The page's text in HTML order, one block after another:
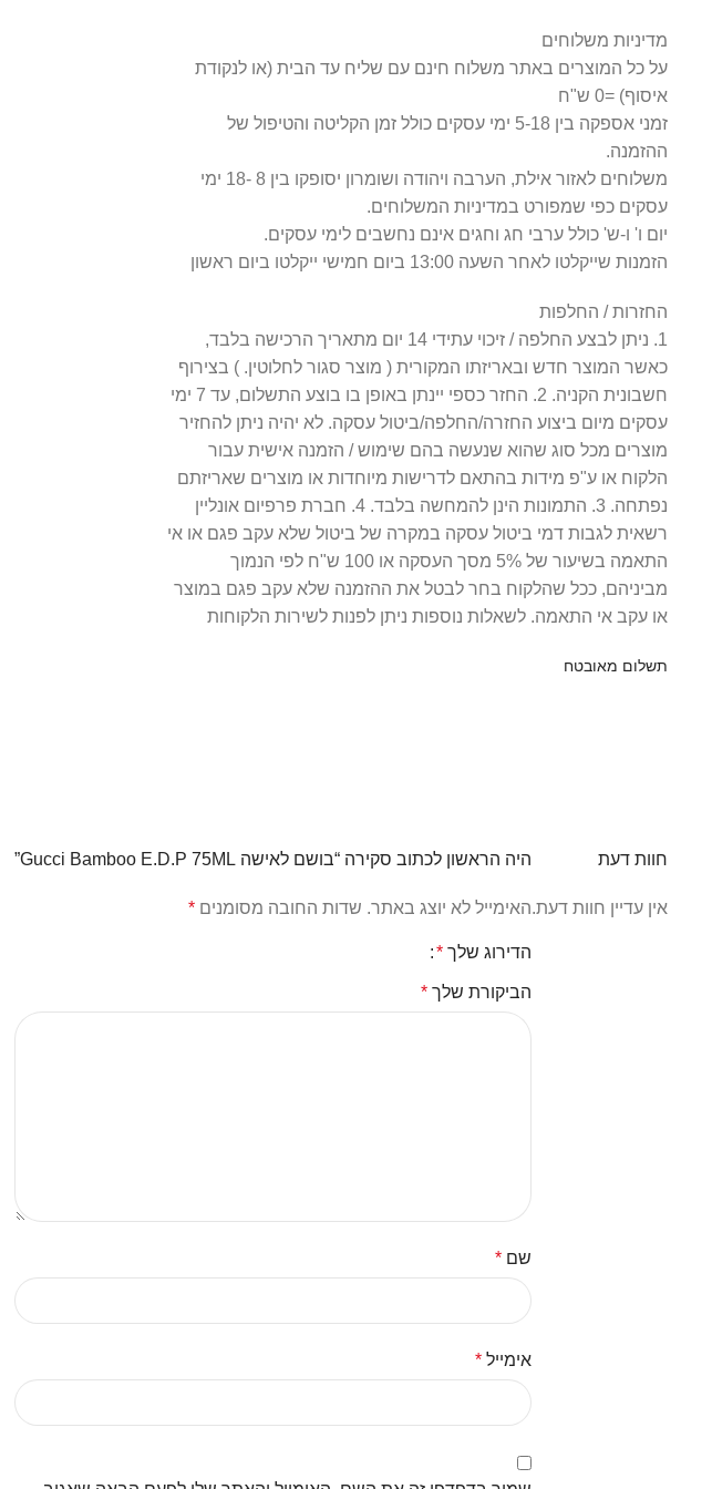
מדיניות משלוחים
על כל המוצרים באתר משלוח חינם עם שליח עד הבית (או לנקודת
איסוף) =0 ש"ח
זמני אספקה בין 5-18 ימי עסקים כולל זמן הקליטה והטיפול של
ההזמנה.
משלוחים לאזור אילת, הערבה ויהודה ושומרון יסופקו בין 8 -18 ימי
עסקים כפי שמפורט במדיניות המשלוחים.
יום ו' ו-ש' כולל ערבי חג וחגים אינם נחשבים לימי עסקים.
הזמנות שייקלטו לאחר השעה 13:00 ביום חמישי ייקלטו ביום ראשון
החזרות / החלפות
1. ניתן לבצע החלפה / זיכוי עתידי 14 יום מתאריך הרכישה בלבד,
כאשר המוצר חדש ובאריזתו המקורית ( מוצר סגור לחלוטין. ) בצירוף
חשבונית הקניה. 2. החזר כספי יינתן באופן בו בוצע התשלום, עד 7 ימי
עסקים מיום ביצוע החזרה/החלפה/ביטול עסקה. לא יהיה ניתן להחזיר
מוצרים מכל סוג שהוא שנעשה בהם שימוש / הזמנה אישית עבור
הלקוח או ע"פ מידות בהתאם לדרישות מיוחדות או מוצרים שאריזתם
נפתחה. 3. התמונות הינן להמחשה בלבד. 4. חברת פרפיום אונליין
רשאית לגבות דמי ביטול עסקה במקרה של ביטול שלא עקב פגם או אי
התאמה בשיעור של 5% מסך העסקה או 100 ש"ח לפי הנמוך
מביניהם, ככל שהלקוח בחר לבטל את ההזמנה שלא עקב פגם במוצר
או עקב אי התאמה. לשאלות נוספות ניתן לפנות לשירות הלקוחות
תשלום מאובטח
חוות דעת
אין עדיין חוות דעת.
היה הראשון לכתוב סקירה “בושם לאישה Gucci Bamboo E.D.P 75ML”
האימייל לא יוצג באתר. שדות החובה מסומנים *
הדירוג שלך *
הביקורת שלך *
שם *
אימייל *